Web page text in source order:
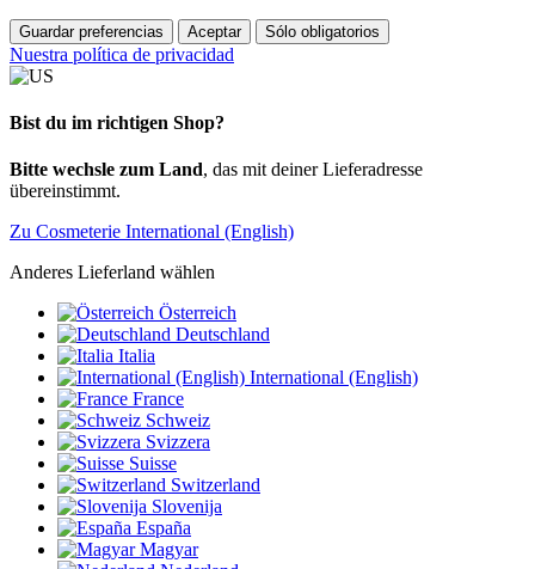
Guardar preferencias Aceptar Sólo obligatorios
Nuestra política de privacidad
Bist du im richtigen Shop?
Bitte wechsle zum Land, das mit deiner Lieferadresse
übereinstimmt.
Zu Cosmeterie International (English)
Anderes Lieferland wählen
Österreich
Deutschland
Italia
International (English)
France
Schweiz
Svizzera
Suisse
Switzerland
Slovenija
España
Magyar